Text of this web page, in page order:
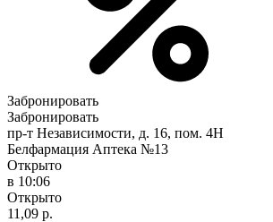
Забронировать
Забронировать
пр-т Независимости, д. 16, пом. 4Н
Белфармация Аптека №13
Открыто
в 10:06
Открыто
11,09 р.